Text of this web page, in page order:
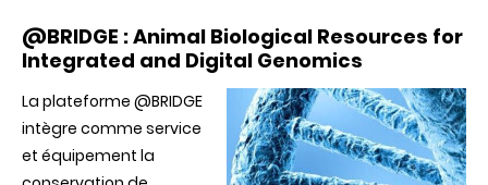
@BRIDGE : Animal Biological Resources for
Integrated and Digital Genomics
La plateforme @BRIDGE
intègre comme service
et équipement la